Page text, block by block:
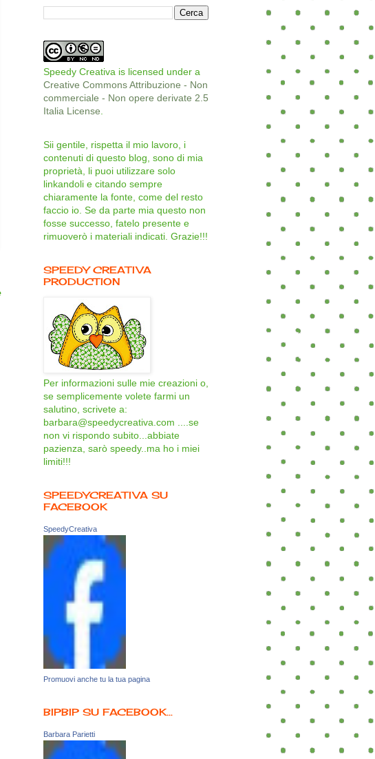
Speedy Creativa is licensed under a
Creative Commons Attribuzione - Non
commerciale - Non opere derivate 2.5
Italia License
Sii gentile, rispetta il mio lavoro, i
contenuti di questo blog, sono di mia
proprietà, li puoi utilizzare solo
linkandoli e citando sempre
chiaramente la fonte, come del resto
faccio io. Se da parte mia questo non
fosse successo, fatelo presente e
rimuoverò i materiali indicati. Grazie!!!
SPEEDY CREATIVA
PRODUCTION
Per informazioni sulle mie creazioni o,
se semplicemente volete farmi un
salutino, scrivete a:
barbara@speedycreativa.com ....se
non vi rispondo subito...abbiate
pazienza, sarò speedy..ma ho i miei
limiti!!!
SPEEDYCREATIVA SU
FACEBOOK
SpeedyCreativa
Promuovi anche tu la tua pagina
BIPBIP SU FACEBOOK...
Barbara Parietti